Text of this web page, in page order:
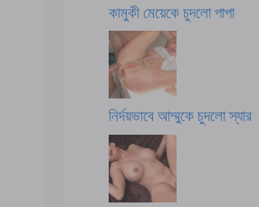
কামুকী মেয়েকে চুদলো পাপা
নির্দয়ভাবে আম্মুকে চুদলো স্যার